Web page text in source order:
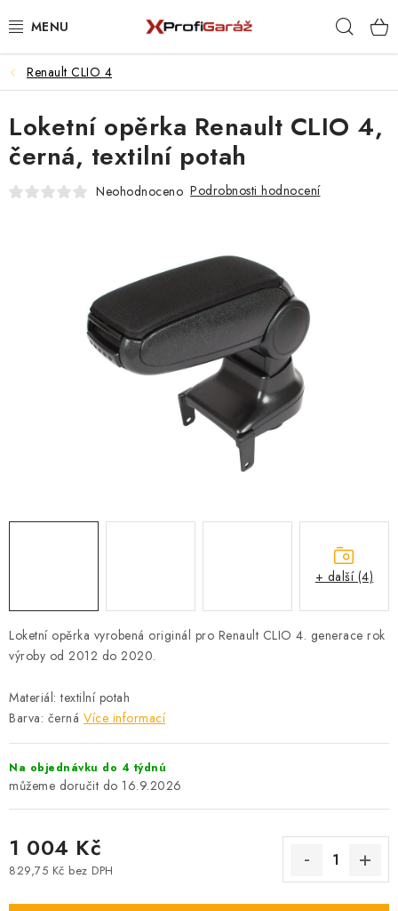
na
REALIZACE & ŘEŠENÍ
AKCE A NOVINKY
VYBAVENÍ PNEUSERVISU
ČIŠTĚNÍ A MYTÍ
Cookies
Ochrana osobních údajú
Jak funguje Zásilkovna?
LICENCE K FOTOGRAFIÍM
Doplňkové služby Profigaráž.cz
Renault CLIO 4
Loketní opěrka vyrobená originál pro Renault CLIO 4. generace rok
výroby od 2012 do 2020.
Materiál: textilní potah
Barva: černá Více informací
Na objednávku do 4 týdnú
16.9.2026
1 004 Kč
829,75 Kč bez DPH
Loketní opěrka Renault CLIO 4,
černá, textilní potah
Neohodnoceno Podrobnosti hodnocení
+ další (4)